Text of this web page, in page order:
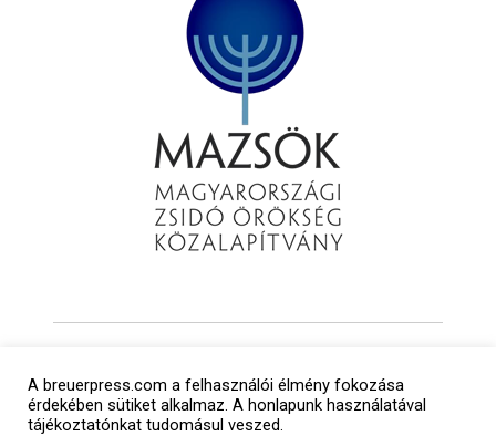
A breuerpress.com a felhasználói élmény fokozása
érdekében sütiket alkalmaz. A honlapunk használatával
tájékoztatónkat tudomásul veszed.